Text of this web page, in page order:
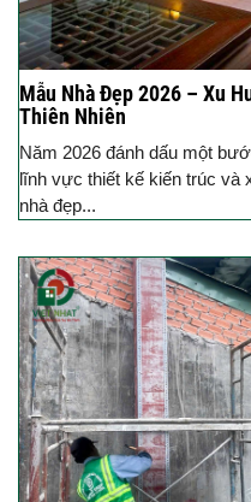
Mẫu Nhà Đẹp 2026 – Xu
Thiên Nhiên
Năm 2026 đánh dấu một
lĩnh vực thiết kế kiến trúc và
nhà đẹp...